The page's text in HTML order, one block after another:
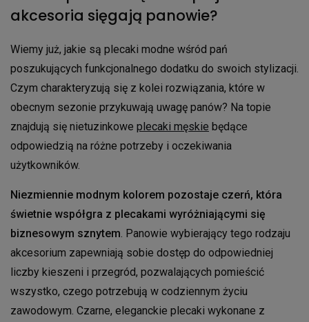
akcesoria sięgają panowie?
Wiemy już, jakie są plecaki modne wśród pań
poszukujących funkcjonalnego dodatku do swoich stylizacji.
Czym charakteryzują się z kolei rozwiązania, które w
obecnym sezonie przykuwają uwagę panów? Na topie
znajdują się nietuzinkowe plecaki męskie będące
odpowiedzią na różne potrzeby i oczekiwania
użytkowników.
Niezmiennie modnym kolorem pozostaje czerń, która
świetnie współgra z plecakami wyróżniającymi się
biznesowym sznytem . Panowie wybierający tego rodzaju
akcesorium zapewniają sobie dostęp do odpowiedniej
liczby kieszeni i przegród, pozwalających pomieścić
wszystko, czego potrzebują w codziennym życiu
zawodowym. Czarne, eleganckie plecaki wykonane z